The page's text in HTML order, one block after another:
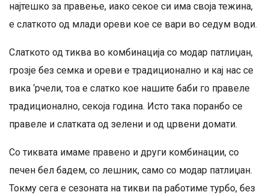
најтешко за правење, иако секое си има своја тежина,
е слаткото од млади ореви кое се вари во седум води.
Слаткото од тиква во комбинација со модар патлиџан,
грозје без семка и ореви е традиционално и кај нас се
вика ‘рчели, тоа е слатко кое нашите баби го правеле
традиционално, секоја година. Исто така поранбо се
правеле и слатката од зелени и од црвени домати.
Со тиквата имаме правено и други комбинации, со
печен бел бадем, со лешник, само со модар патлиџан.
Токму сега е сезоната на тикви па работиме турбо, без